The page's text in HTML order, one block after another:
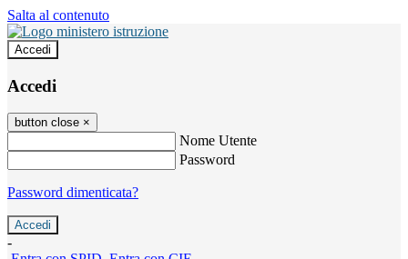
Salta al contenuto
Accedi
Accedi
button close ×
Nome Utente
Password
Password dimenticata?
-